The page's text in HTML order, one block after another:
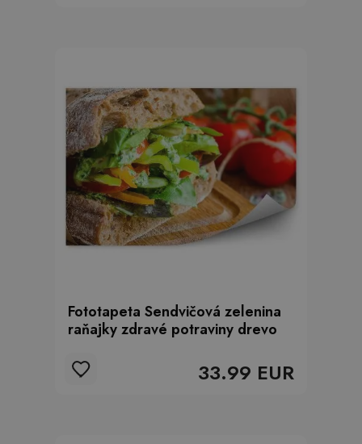
Fototapeta Sendvičová zelenina
raňajky zdravé potraviny drevo
33.99 EUR